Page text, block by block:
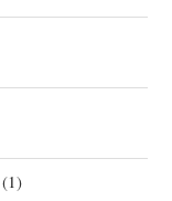
(1)